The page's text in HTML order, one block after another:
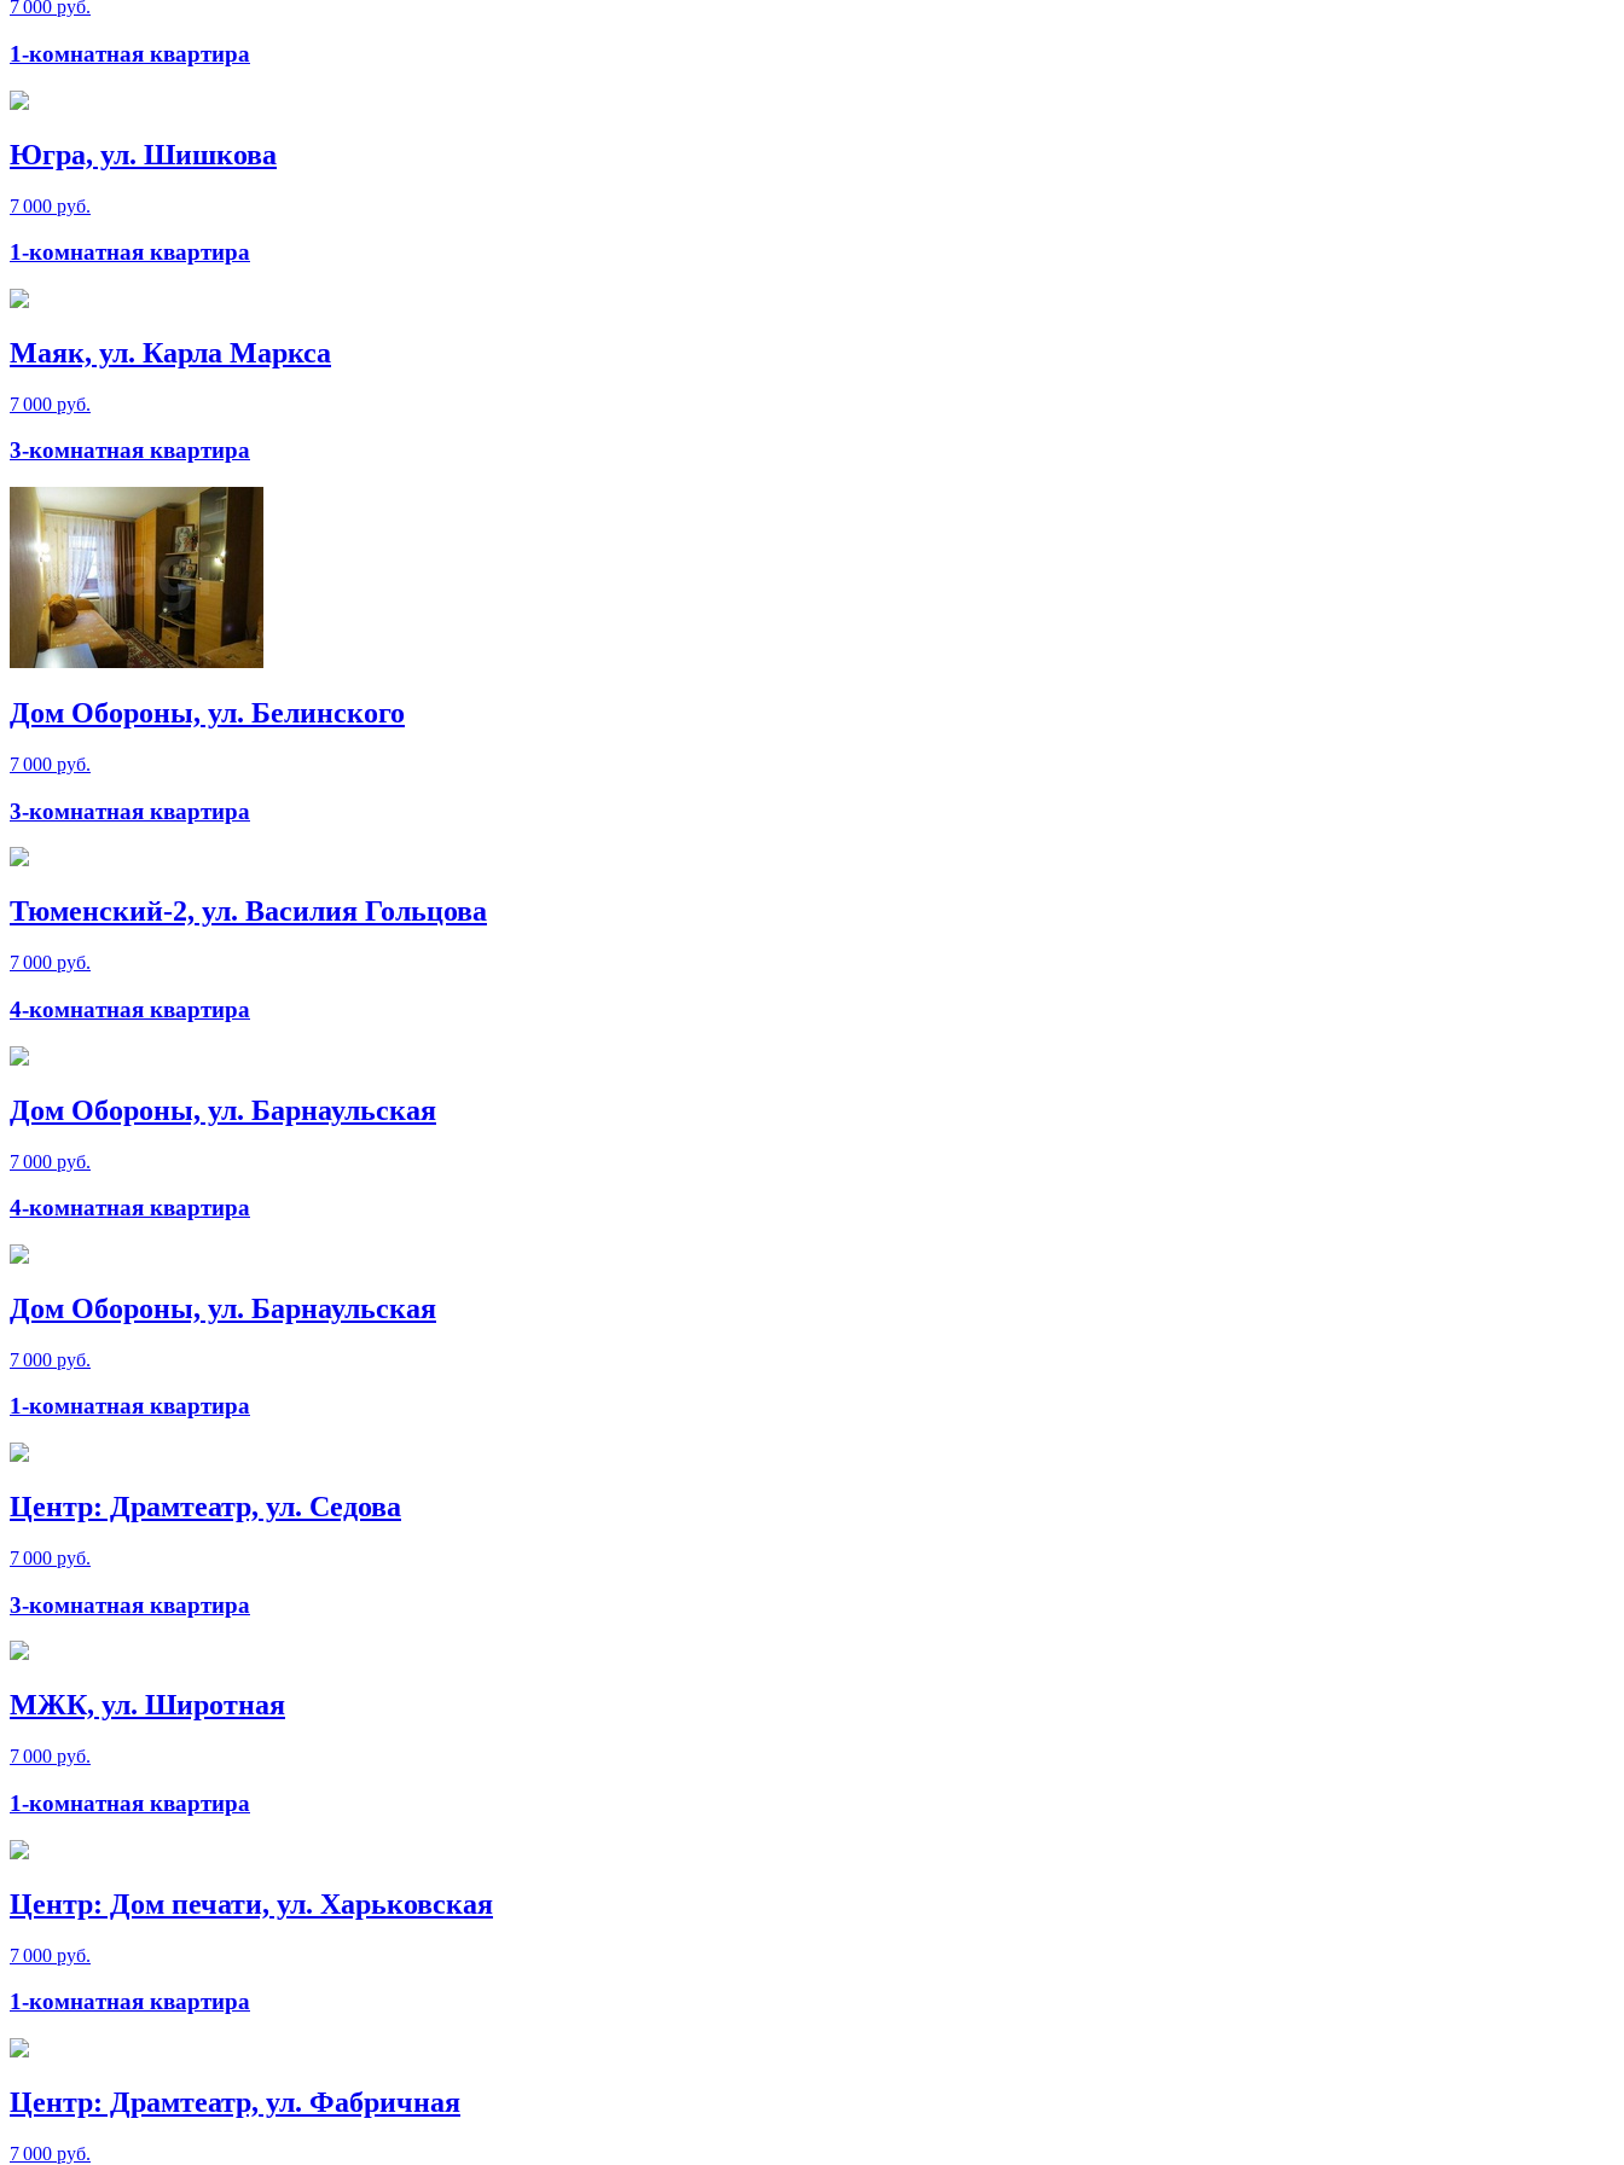
7 000 руб.
1-комнатная квартира
Югра, ул. Шишкова
7 000 руб.
1-комнатная квартира
Маяк, ул. Карла Маркса
7 000 руб.
3-комнатная квартира
Дом Обороны, ул. Белинского
7 000 руб.
3-комнатная квартира
Тюменский-2, ул. Василия Гольцова
7 000 руб.
4-комнатная квартира
Дом Обороны, ул. Барнаульская
7 000 руб.
4-комнатная квартира
Дом Обороны, ул. Барнаульская
7 000 руб.
1-комнатная квартира
Центр: Драмтеатр, ул. Седова
7 000 руб.
3-комнатная квартира
МЖК, ул. Широтная
7 000 руб.
1-комнатная квартира
Центр: Дом печати, ул. Харьковская
7 000 руб.
1-комнатная квартира
Центр: Драмтеатр, ул. Фабричная
7 000 руб.